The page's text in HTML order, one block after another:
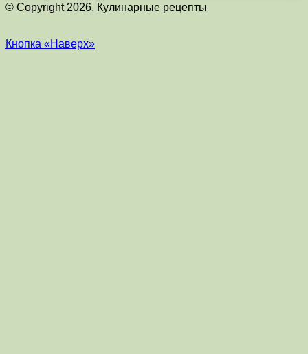
© Copyright 2026, Кулинарные рецепты
Кнопка «Наверх»